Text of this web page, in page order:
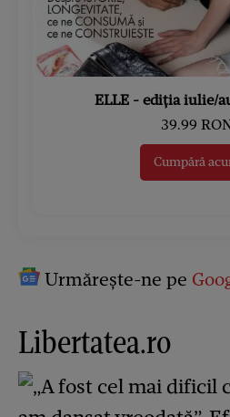
ELLE - ediția iulie/
39.99
Cumpără
Urmărește-ne pe
Libertatea.ro